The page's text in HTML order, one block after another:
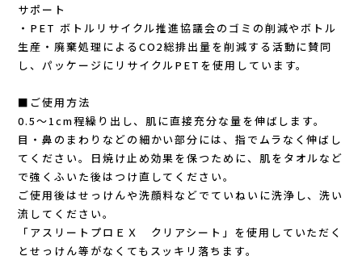
New Era(ニューエラ)
New-HALE(ニューハレ)
NNORMAL(ノーマル)
NORTEC (ノルテック)
ODLO (オドロ )
OLENO(オレノ)
サポート
・PET ボトルリサイクル推進協議会のゴミの削減やボトル
生産・廃棄処理によるCO2総排出量を削減する活動に賛同
し、パッケージにリサイクルPETを使用しています。
■ご使用方法
0.5～1cm程繰り出し、肌に直接充分な量を伸ばします。
目・鼻のまわりなどの細かい部分には、指でムラなく伸ばし
てください。日焼け止め効果を保つために、肌をタオルなど
で強くふいた後はつけ直してください。
ご使用後はせっけんや洗顔料などでていねいに洗浄し、洗い
流してください。
「アスリートプロＥＸ クリアシート」を使用していただく
とせっけん等がなくてもスッキリ落ちます。